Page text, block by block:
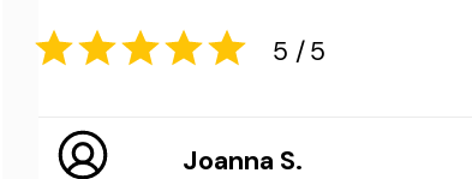
5
Joanna S.